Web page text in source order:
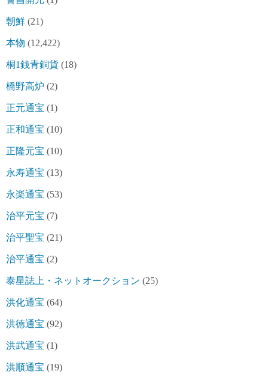
朝鮮 (21)
本物 (12,422)
桐1銭青銅貨 (18)
橋野高炉 (2)
正元通宝 (1)
正和通宝 (10)
正隆元宝 (10)
永寿通宝 (13)
永楽通宝 (53)
治平元宝 (7)
治平聖宝 (21)
治平通宝 (2)
泰星誌上・ネットオークション (25)
洪化通宝 (64)
洪徳通宝 (92)
洪武通宝 (1)
洪順通宝 (19)